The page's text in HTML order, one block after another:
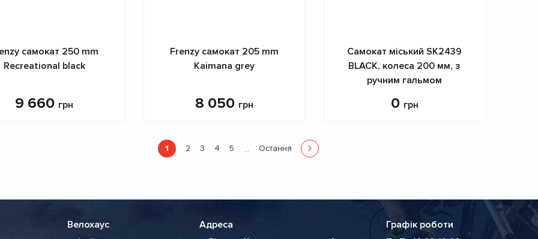
самокат 250 mm
Recreational black
9 660 грн
Frenzy самокат 205 mm
Kaimana grey
8 050 грн
Самокат міський SK2439
BLACK, колеса 200 мм, з
ручним гальмом
0 грн
Поточна
сторінка
1 Страница
2 Страница
3 Страница
4 Страница
5 …
Остання
сторінка
Остання
Велохаус Адреса Графік роботи